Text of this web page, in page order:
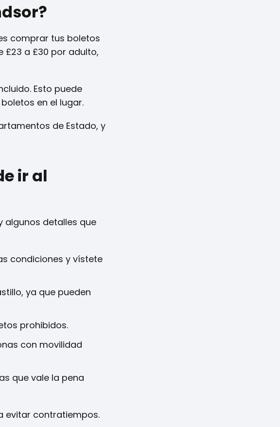
comprar tus boletos
£23 a £30 por adulto,
Esto puede
en el lugar.
de Estado, y
ir al
algunos detalles que
condiciones y vístete
ya que pueden
prohibidos.
con movilidad
que vale la pena
evitar contratiempos.